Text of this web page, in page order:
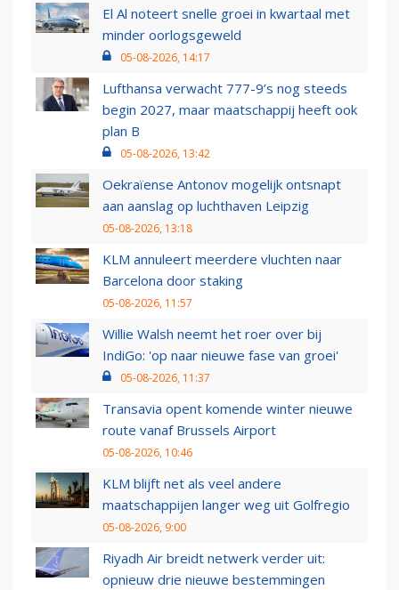
El Al noteert snelle groei in kwartaal met
minder oorlogsgeweld
05-08-2026, 14:17
Lufthansa verwacht 777-9’s nog steeds
begin 2027, maar maatschappij heeft ook
plan B
05-08-2026, 13:42
Oekraïense Antonov mogelijk ontsnapt
aan aanslag op luchthaven Leipzig
05-08-2026, 13:18
KLM annuleert meerdere vluchten naar
Barcelona door staking
05-08-2026, 11:57
Willie Walsh neemt het roer over bij
IndiGo: 'op naar nieuwe fase van groei'
05-08-2026, 11:37
Transavia opent komende winter nieuwe
route vanaf Brussels Airport
05-08-2026, 10:46
KLM blijft net als veel andere
maatschappijen langer weg uit Golfregio
05-08-2026, 9:00
Riyadh Air breidt netwerk verder uit:
opnieuw drie nieuwe bestemmingen